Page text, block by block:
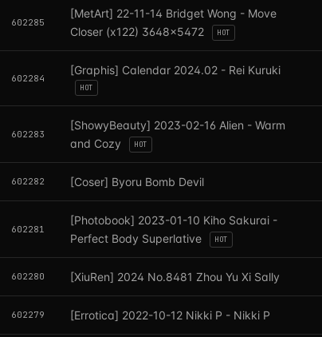
602285
[MetArt] 22-11-14 Bridget Wong - Move
Closer (x122) 3648x5472
HOT
602284
[Graphis] Calendar 2024.02 - Rei Kuruki
HOT
602283
[ShowyBeauty] 2023-02-16 Alien - Warm
and Cozy
HOT
602282 [Coser] Byoru Bomb Devil
602281
[Photobook] 2023-01-10 Kiho Sakurai -
Perfect Body Superlative
HOT
602280 [XiuRen] 2024 No.8481 Zhou Yu Xi Sally
602279 [Errotica] 2022-10-12 Nikki P - Nikki P